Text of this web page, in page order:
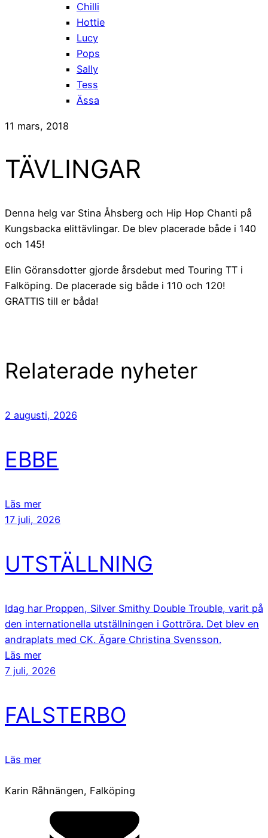
Chilli
Hottie
Lucy
Pops
Sally
Tess
Ässa
11 mars, 2018
TÄVLINGAR
Denna helg var Stina Åhsberg och Hip Hop Chanti på
Kungsbacka elittävlingar. De blev placerade både i 140
och 145!
Elin Göransdotter gjorde årsdebut med Touring TT i
Falköping. De placerade sig både i 110 och 120!
GRATTIS till er båda!
Relaterade nyheter
2 augusti, 2026
EBBE
Läs mer
17 juli, 2026
UTSTÄLLNING
Idag har Proppen, Silver Smithy Double Trouble, varit på
den internationella utställningen i Gottröra. Det blev en
andraplats med CK. Ägare Christina Svensson.
Läs mer
7 juli, 2026
FALSTERBO
Läs mer
Karin Råhnängen, Falköping